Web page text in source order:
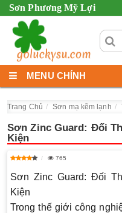
Sơn Phương Mỹ Lợi
MENU CHÍNH
Trang Chủ Sơn mạ kẽm lạnh
Sơn Zinc Guard: Đối
Kiện
765
Sơn Zinc Guard: Đối
Kiện
Trong thế giới công